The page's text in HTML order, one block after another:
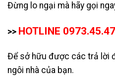
Đừng lo ngại mà hãy gọi
>> HOTLINE
Để sở hữu được các trả lời
ngôi nhà của bạn.